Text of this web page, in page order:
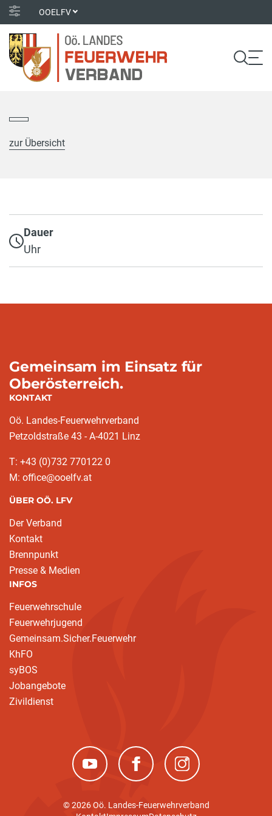
OOELFV
zur Übersicht
Dauer
Uhr
Gemeinsam im Einsatz für
Oberösterreich.
KONTAKT
Oö. Landes-Feuerwehrverband
Petzoldstraße 43 - A-4021 Linz
T: +43 (0)732 770122 0
M: office@ooelfv.at
ÜBER OÖ. LFV
Der Verband
Kontakt
Brennpunkt
Presse & Medien
INFOS
Feuerwehrschule
Feuerwehrjugend
Gemeinsam.Sicher.Feuerwehr
KhFO
syBOS
Jobangebote
Zivildienst
(neues Fenster)(neues Fenster)(neues Fenster)
© 2026 Oö. Landes-Feuerwehrverband